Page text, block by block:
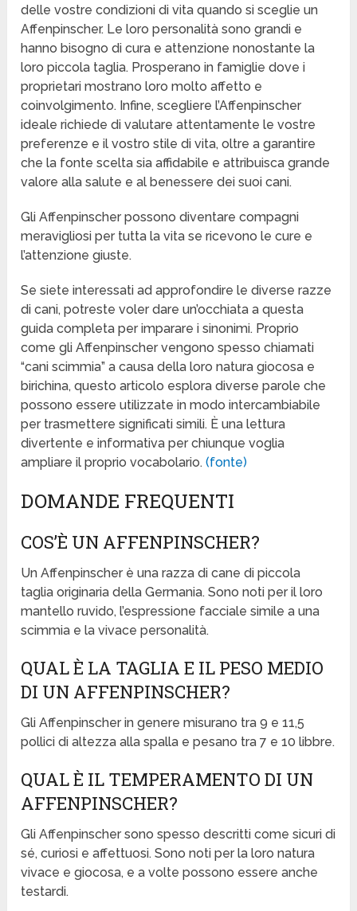
delle vostre condizioni di vita quando si sceglie un
Affenpinscher. Le loro personalità sono grandi e
hanno bisogno di cura e attenzione nonostante la
loro piccola taglia. Prosperano in famiglie dove i
proprietari mostrano loro molto affetto e
coinvolgimento. Infine, scegliere l’Affenpinscher
ideale richiede di valutare attentamente le vostre
preferenze e il vostro stile di vita, oltre a garantire
che la fonte scelta sia affidabile e attribuisca grande
valore alla salute e al benessere dei suoi cani.
Gli Affenpinscher possono diventare compagni
meravigliosi per tutta la vita se ricevono le cure e
l’attenzione giuste.
Se siete interessati ad approfondire le diverse razze
di cani, potreste voler dare un’occhiata a questa
guida completa per imparare i sinonimi. Proprio
come gli Affenpinscher vengono spesso chiamati
“cani scimmia” a causa della loro natura giocosa e
birichina, questo articolo esplora diverse parole che
possono essere utilizzate in modo intercambiabile
per trasmettere significati simili. È una lettura
divertente e informativa per chiunque voglia
ampliare il proprio vocabolario.(fonte)
DOMANDE FREQUENTI
COS’È UN AFFENPINSCHER?
Un Affenpinscher è una razza di cane di piccola
taglia originaria della Germania. Sono noti per il loro
mantello ruvido, l’espressione facciale simile a una
scimmia e la vivace personalità.
QUAL È LA TAGLIA E IL PESO MEDIO
DI UN AFFENPINSCHER?
Gli Affenpinscher in genere misurano tra 9 e 11,5
pollici di altezza alla spalla e pesano tra 7 e 10 libbre.
QUAL È IL TEMPERAMENTO DI UN
AFFENPINSCHER?
Gli Affenpinscher sono spesso descritti come sicuri di
sé, curiosi e affettuosi. Sono noti per la loro natura
vivace e giocosa, e a volte possono essere anche
testardi.